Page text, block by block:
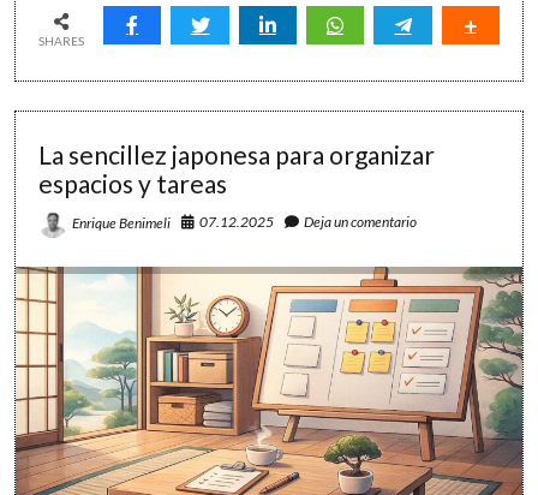
tus
simplifica,
suelta
SHARES
La sencillez japonesa para organizar
espacios y tareas
Enrique Benimeli 07.12.2025 Deja un comentario